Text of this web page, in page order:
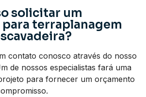
solicitar um
terraplanagem
contato conosco através do nosso
de nossos especialistas fará uma
para fornecer um orçamento